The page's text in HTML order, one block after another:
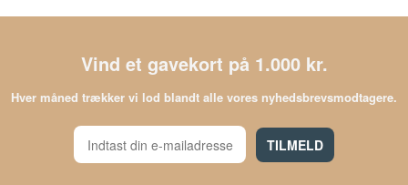
Vind et gavekort på 1.000 kr.
Hver måned trækker vi lod blandt alle vores nyhedsbrevsmodtagere.
TILMELD